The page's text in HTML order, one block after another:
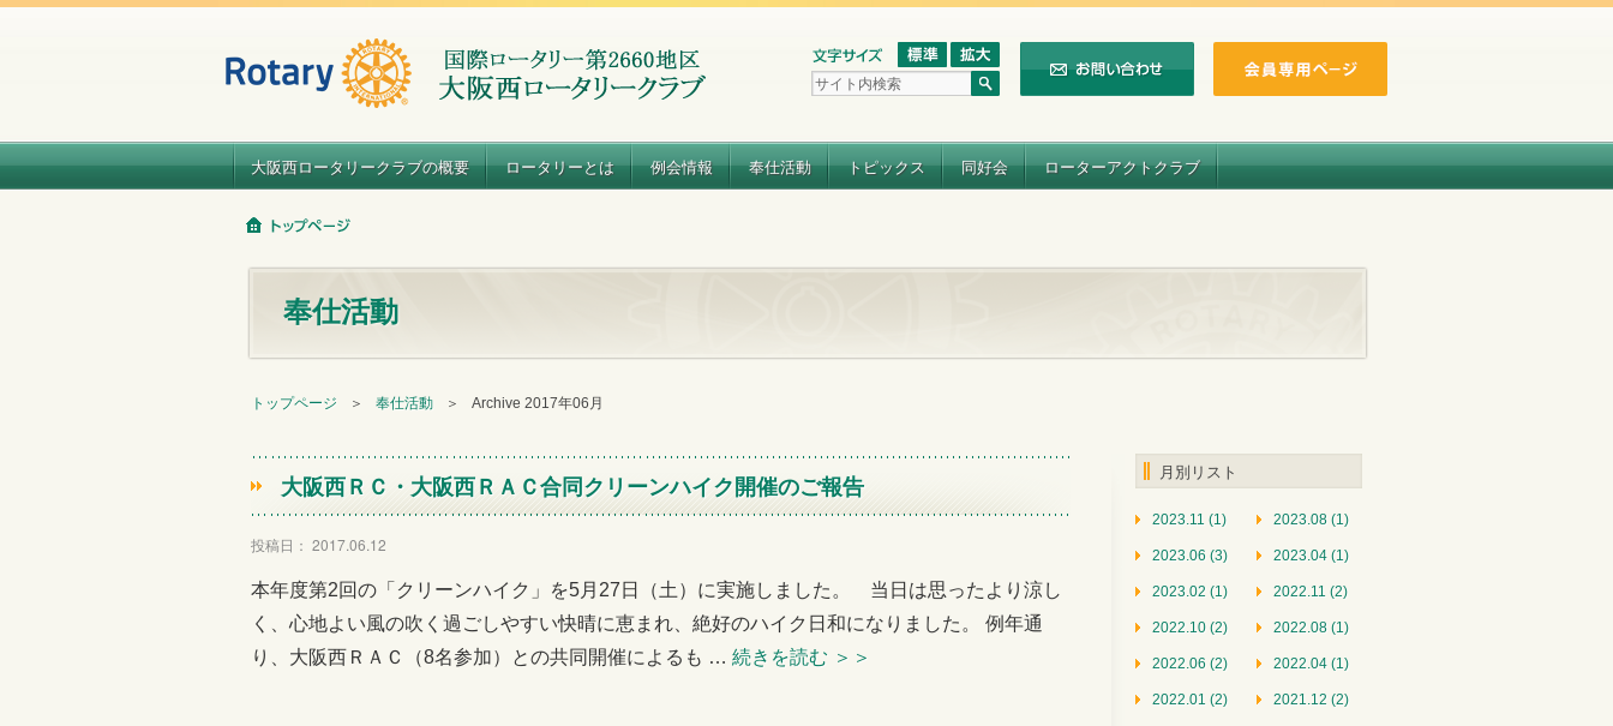
大阪西ロータリークラブの概要 ロータリーとは 例会情報 奉仕活動 トピックス 同好会 ローターアクトクラブ
奉仕活動
トップページ ＞ 奉仕活動 ＞ Archive 2017年06月
大阪西ＲＣ・大阪西ＲＡＣ合同クリーンハイク開催のご報告
投稿日： 2017.06.12
本年度第2回の「クリーンハイク」を5月27日（土）に実施しました。 当日は思ったより涼し
く、心地よい風の吹く過ごしやすい快晴に恵まれ、絶好のハイク日和になりました。 例年通
り、大阪西ＲＡＣ（8名参加）との共同開催によるも … 続きを読む ＞＞
月別リスト
2023.11 (1) 2023.08 (1)
2023.06 (3) 2023.04 (1)
2023.02 (1) 2022.11 (2)
2022.10 (2) 2022.08 (1)
2022.06 (2) 2022.04 (1)
2022.01 (2) 2021.12 (2)